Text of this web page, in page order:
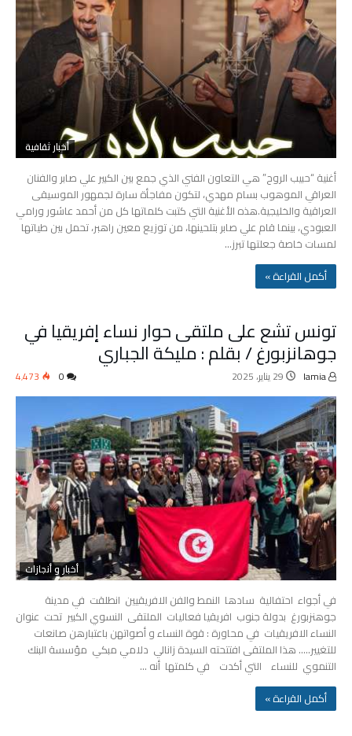
أخبار ثقافية
أغنية “حبيب الروح” هي التعاون الفني الذي جمع بين الكبير علي صابر والفنان
العراقي الموهوب بسام مهدي، لتكون مفاجأة سارة لجمهور الموسيقى
العراقية والخليجية.هذه الأغنية التي كتبت كلماتها كل من أحمد عاشور ورامي
العبودي، بينما قام علي صابر بتلحينها، من توزيع معين راهبر، تحمل بين طياتها
لمسات خاصة جعلتها تبرز…
‫أكمل القراءة »‬
تونس تشع على ملتقى حوار نساء إفريقيا في
جوهانزبورغ / بقلم : مليكة الجباري
29 يناير، 2025 4٬473
أخبار و أنجازات
في أجواء احتفالية سادها النمط والفن الافريقيين انطلقت في مدينة
جوهنزبورغ بدولة جنوب افريقيا فعاليات الملتقى النسوي الكبير تحت عنوان
النساء الافريقيات في محاورة : قوة النساء و أصواتهن باعتبارهن صانعات
للتغيير….. هذا الملتقى افتتحته السيدة زانالي دلامي مبكي مؤسسة البنك
التنموي للنساء التي أكدت في كلمتها أنه …
‫أكمل القراءة »‬